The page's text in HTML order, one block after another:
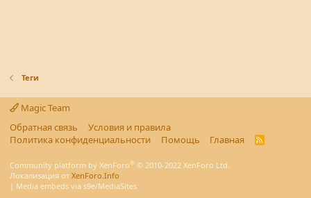
Теги
Magic Team
Обратная связь
Условия и правила
Политика конфиденциальности
Помощь Главная
R
Community platform by XenForo® © 2010-2022 XenForo Ltd.
Локализация от XenForo.Info
| Media embeds via s9e/MediaSites